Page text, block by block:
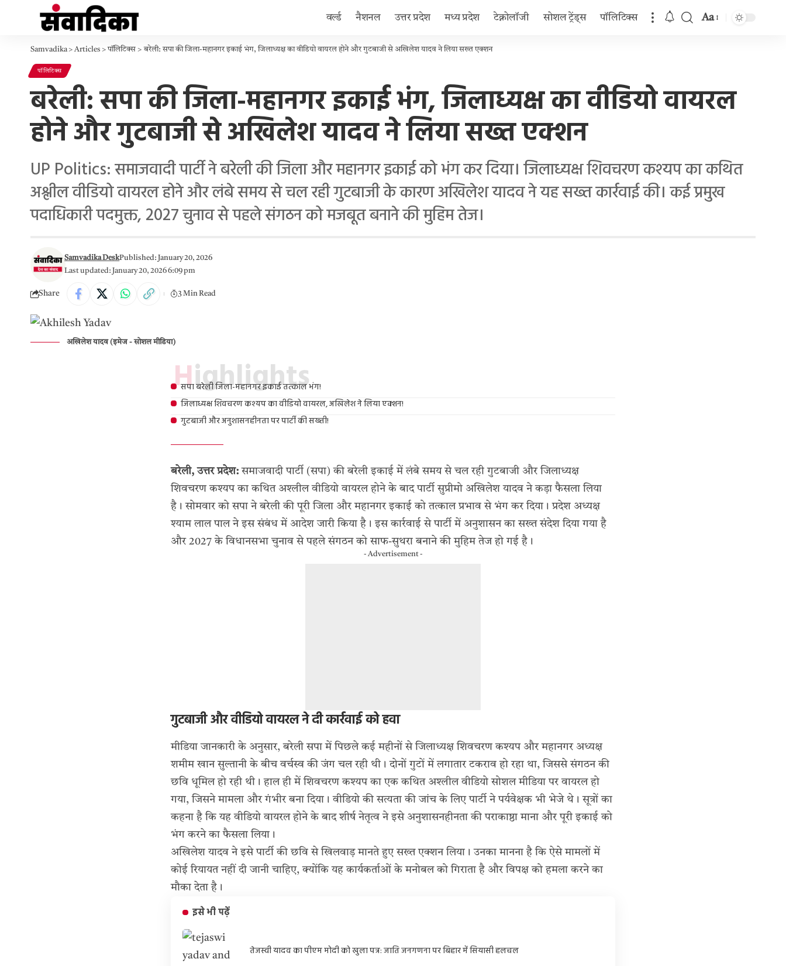
वर्ल्ड नैशनल उत्तर प्रदेश मध्य प्रदेश टेक्नोलॉजी सोशल ट्रेंड्स पॉलिटिक्स Aa
Samvadika>Articles >पॉलिटिक्स >बरेली: सपा की जिला-महानगर इकाई भंग, जिलाध्यक्ष का वीडियो वायरल होने और गुटबाजी से अखिलेश यादव ने लिया सख्त एक्शन
पॉलिटिक्स
बरेली: सपा की जिला-महानगर इकाई भंग, जिलाध्यक्ष का वीडियो वायरल
होने और गुटबाजी से अखिलेश यादव ने लिया सख्त एक्शन
UP Politics: समाजवादी पार्टी ने बरेली की जिला और महानगर इकाई को भंग कर दिया। जिलाध्यक्ष शिवचरण कश्यप का कथित
अश्लील वीडियो वायरल होने और लंबे समय से चल रही गुटबाजी के कारण अखिलेश यादव ने यह सख्त कार्रवाई की। कई प्रमुख
पदाधिकारी पदमुक्त, 2027 चुनाव से पहले संगठन को मजबूत बनाने की मुहिम तेज।
Last updated: January 20, 2026 6:09 pm
Samvadika DeskPublished: January 20, 2026
Share 3 Min Read
अखिलेश यादव (इमेज - सोशल मीडिया)
Highlights
सपा बरेली जिला-महानगर इकाई तत्काल भंग!
जिलाध्यक्ष शिवचरण कश्यप का वीडियो वायरल, अखिलेश ने लिया एक्शन!
गुटबाजी और अनुशासनहीनता पर पार्टी की सख्ती!
बरेली, उत्तर प्रदेश: समाजवादी पार्टी (सपा) की बरेली इकाई में लंबे समय से चल रही गुटबाजी और जिलाध्यक्ष
शिवचरण कश्यप का कथित अश्लील वीडियो वायरल होने के बाद पार्टी सुप्रीमो अखिलेश यादव ने कड़ा फैसला लिया
है। सोमवार को सपा ने बरेली की पूरी जिला और महानगर इकाई को तत्काल प्रभाव से भंग कर दिया। प्रदेश अध्यक्ष
श्याम लाल पाल ने इस संबंध में आदेश जारी किया है। इस कार्रवाई से पार्टी में अनुशासन का सख्त संदेश दिया गया है
और 2027 के विधानसभा चुनाव से पहले संगठन को साफ-सुथरा बनाने की मुहिम तेज हो गई है।
- Advertisement -
गुटबाजी और वीडियो वायरल ने दी कार्रवाई को हवा
मीडिया जानकारी के अनुसार, बरेली सपा में पिछले कई महीनों से जिलाध्यक्ष शिवचरण कश्यप और महानगर अध्यक्ष
शमीम खान सुल्तानी के बीच वर्चस्व की जंग चल रही थी। दोनों गुटों में लगातार टकराव हो रहा था, जिससे संगठन की
छवि धूमिल हो रही थी। हाल ही में शिवचरण कश्यप का एक कथित अश्लील वीडियो सोशल मीडिया पर वायरल हो
गया, जिसने मामला और गंभीर बना दिया। वीडियो की सत्यता की जांच के लिए पार्टी ने पर्यवेक्षक भी भेजे थे। सूत्रों का
कहना है कि यह वीडियो वायरल होने के बाद शीर्ष नेतृत्व ने इसे अनुशासनहीनता की पराकाष्ठा माना और पूरी इकाई को
भंग करने का फैसला लिया।
अखिलेश यादव ने इसे पार्टी की छवि से खिलवाड़ मानते हुए सख्त एक्शन लिया। उनका मानना है कि ऐसे मामलों में
कोई रियायत नहीं दी जानी चाहिए, क्योंकि यह कार्यकर्ताओं के मनोबल को गिराता है और विपक्ष को हमला करने का
मौका देता है।
इसे भी पढ़ें
तेजस्वी यादव का पीएम मोदी को खुला पत्र: जाति जनगणना पर बिहार में सियासी हलचल